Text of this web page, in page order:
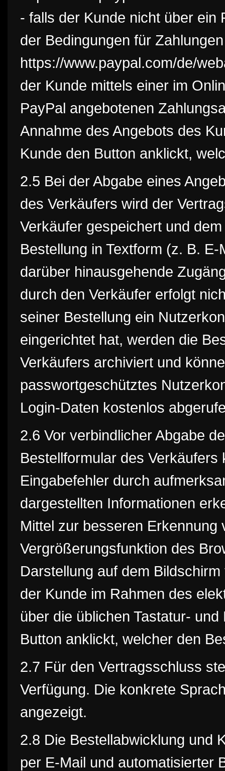
- falls der Kunde nicht über ein
der Bedingungen für
https://www.paypal.com/de/
der Kunde mittels einer im
PayPal angebotenen
Annahme des Angebots des
Kunde den Button anklickt,
2.5 Bei der Abgabe eines
des Verkäufers wird der
Verkäufer gespeichert und
Bestellung in Textform (z. B.
darüber hinausgehende
durch den Verkäufer erfolgt
seiner Bestellung ein
eingerichtet hat, werden die
Verkäufers archiviert und
passwortgeschütztes
Login-Daten kostenlos
2.6 Vor verbindlicher Abgabe
Bestellformular des
Eingabefehler durch
dargestellten Informationen
Mittel zur besseren Erkennung
Vergrößerungsfunktion des
Darstellung auf dem
der Kunde im Rahmen des
über die üblichen Tastatur-
Button anklickt, welcher den
2.7 Für den Vertragsschluss
Verfügung. Die konkrete
angezeigt.
2.8 Die Bestellabwicklung und
per E-Mail und automatisierter